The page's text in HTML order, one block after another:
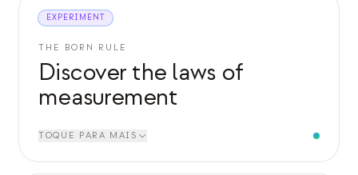
EXPERIMENT
THE BORN RULE
Discover the laws of
measurement
TOQUE PARA MAIS